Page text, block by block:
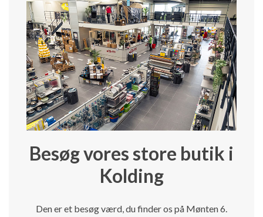
Besøg vores store butik i
Kolding
Den er et besøg værd, du finder os på Mønten 6.